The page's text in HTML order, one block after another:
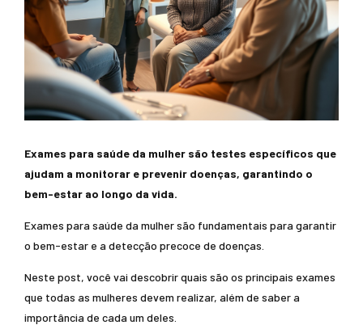
Exames para saúde da mulher são testes específicos que
ajudam a monitorar e prevenir doenças, garantindo o
bem-estar ao longo da vida.
Exames para saúde da mulher são fundamentais para garantir
o bem-estar e a detecção precoce de doenças.
Neste post, você vai descobrir quais são os principais exames
que todas as mulheres devem realizar, além de saber a
importância de cada um deles.